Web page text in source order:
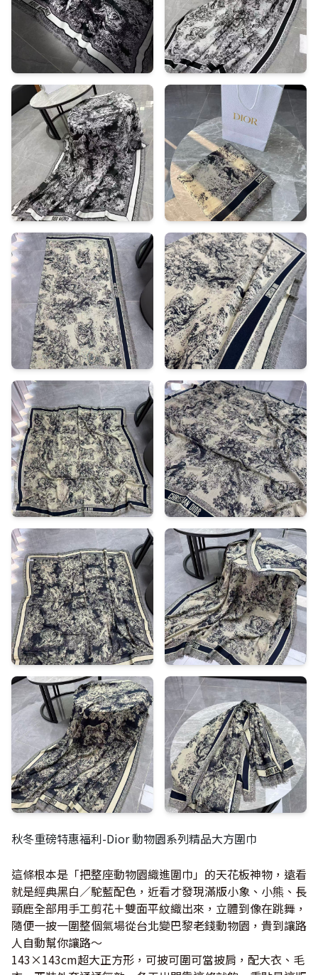
秋冬重磅特惠福利-Dior 動物園系列精品大方圍巾
這條根本是「把整座動物園織進圍巾」的天花板神物，遠看
就是經典黑白／駝藍配色，近看才發現滿版小象、小熊、長
頸鹿全部用手工剪花＋雙面平紋織出來，立體到像在跳舞，
隨便一披一圍整個氣場從台北變巴黎老錢動物園，貴到讓路
人自動幫你讓路～
143×143cm超大正方形，可披可圍可當披肩，配大衣、毛